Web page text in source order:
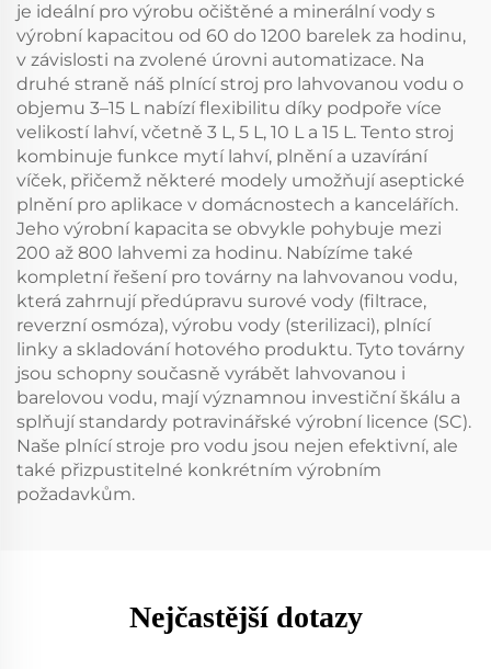
je ideální pro výrobu očištěné a minerální vody s
výrobní kapacitou od 60 do 1200 barelek za hodinu,
v závislosti na zvolené úrovni automatizace. Na
druhé straně náš plnící stroj pro lahvovanou vodu o
objemu 3–15 L nabízí flexibilitu díky podpoře více
velikostí lahví, včetně 3 L, 5 L, 10 L a 15 L. Tento stroj
kombinuje funkce mytí lahví, plnění a uzavírání
víček, přičemž některé modely umožňují aseptické
plnění pro aplikace v domácnostech a kancelářích.
Jeho výrobní kapacita se obvykle pohybuje mezi
200 až 800 lahvemi za hodinu. Nabízíme také
kompletní řešení pro továrny na lahvovanou vodu,
která zahrnují předúpravu surové vody (filtrace,
reverzní osmóza), výrobu vody (sterilizaci), plnící
linky a skladování hotového produktu. Tyto továrny
jsou schopny současně vyrábět lahvovanou i
barelovou vodu, mají významnou investiční škálu a
splňují standardy potravinářské výrobní licence (SC).
Naše plnící stroje pro vodu jsou nejen efektivní, ale
také přizpustitelné konkrétním výrobním
požadavkům.
Nejčastější dotazy